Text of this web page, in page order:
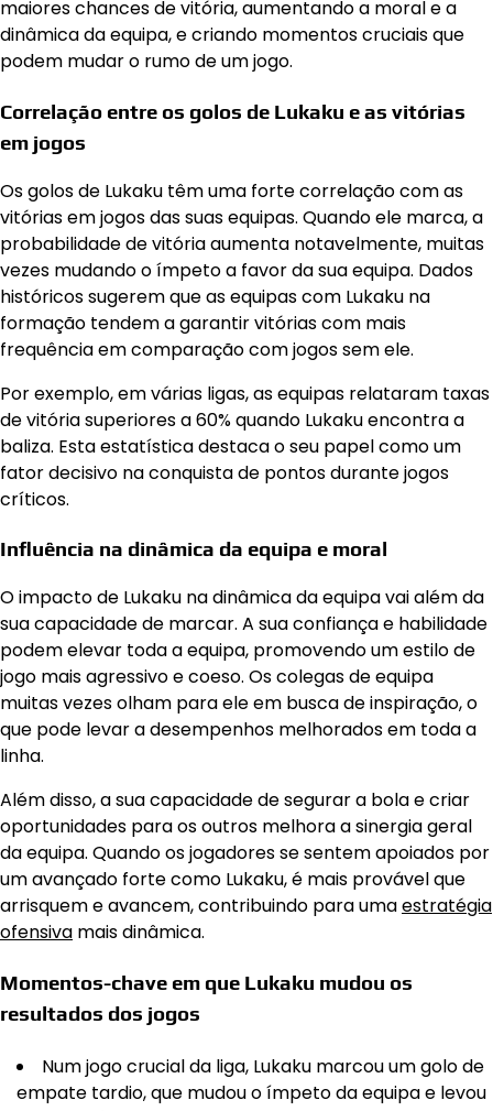
maiores chances de vitória, aumentando a moral e a
dinâmica da equipa, e criando momentos cruciais que
podem mudar o rumo de um jogo.
Correlação entre os golos de Lukaku e as vitórias
em jogos
Os golos de Lukaku têm uma forte correlação com as
vitórias em jogos das suas equipas. Quando ele marca, a
probabilidade de vitória aumenta notavelmente, muitas
vezes mudando o ímpeto a favor da sua equipa. Dados
históricos sugerem que as equipas com Lukaku na
formação tendem a garantir vitórias com mais
frequência em comparação com jogos sem ele.
Por exemplo, em várias ligas, as equipas relataram taxas
de vitória superiores a 60% quando Lukaku encontra a
baliza. Esta estatística destaca o seu papel como um
fator decisivo na conquista de pontos durante jogos
críticos.
Influência na dinâmica da equipa e moral
O impacto de Lukaku na dinâmica da equipa vai além da
sua capacidade de marcar. A sua confiança e habilidade
podem elevar toda a equipa, promovendo um estilo de
jogo mais agressivo e coeso. Os colegas de equipa
muitas vezes olham para ele em busca de inspiração, o
que pode levar a desempenhos melhorados em toda a
linha.
Além disso, a sua capacidade de segurar a bola e criar
oportunidades para os outros melhora a sinergia geral
da equipa. Quando os jogadores se sentem apoiados por
um avançado forte como Lukaku, é mais provável que
arrisquem e avancem, contribuindo para umaestratégia
ofensiva mais dinâmica.
Momentos-chave em que Lukaku mudou os
resultados dos jogos
Num jogo crucial da liga, Lukaku marcou um golo de
empate tardio, que mudou o ímpeto da equipa e levou